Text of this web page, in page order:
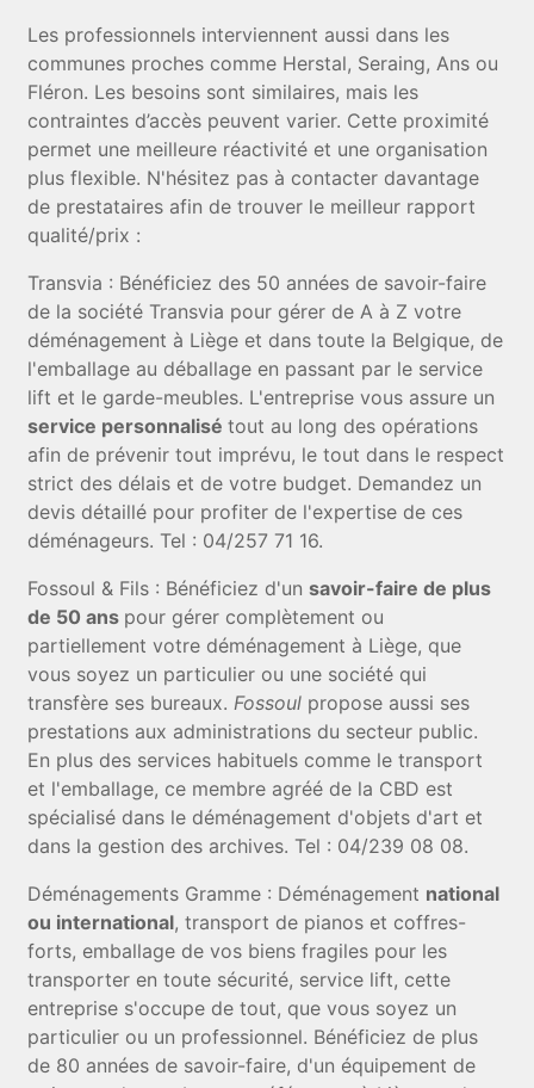
Les professionnels interviennent aussi dans les
communes proches comme Herstal, Seraing, Ans ou
Fléron. Les besoins sont similaires, mais les
contraintes d’accès peuvent varier. Cette proximité
permet une meilleure réactivité et une organisation
plus flexible. N'hésitez pas à contacter davantage
de prestataires afin de trouver le meilleur rapport
qualité/prix :
Transvia : Bénéficiez des 50 années de savoir-faire
de la société Transvia pour gérer de A à Z votre
déménagement à Liège et dans toute la Belgique, de
l'emballage au déballage en passant par le service
lift et le garde-meubles. L'entreprise vous assure un
service personnalisétout au long des opérations
afin de prévenir tout imprévu, le tout dans le respect
strict des délais et de votre budget. Demandez un
devis détaillé pour profiter de l'expertise de ces
déménageurs. Tel : 04/257 71 16.
Fossoul & Fils : Bénéficiez d'unsavoir-faire de plus
de 50 ans pour gérer complètement ou
partiellement votre déménagement à Liège, que
vous soyez un particulier ou une société qui
transfère ses bureaux.Fossoul propose aussi ses
prestations aux administrations du secteur public.
En plus des services habituels comme le transport
et l'emballage, ce membre agréé de la CBD est
spécialisé dans le déménagement d'objets d'art et
dans la gestion des archives. Tel : 04/239 08 08.
Déménagements Gramme : Déménagement national
ou international, transport de pianos et coffres-
forts, emballage de vos biens fragiles pour les
transporter en toute sécurité, service lift, cette
entreprise s'occupe de tout, que vous soyez un
particulier ou un professionnel. Bénéficiez de plus
de 80 années de savoir-faire, d'un équipement de